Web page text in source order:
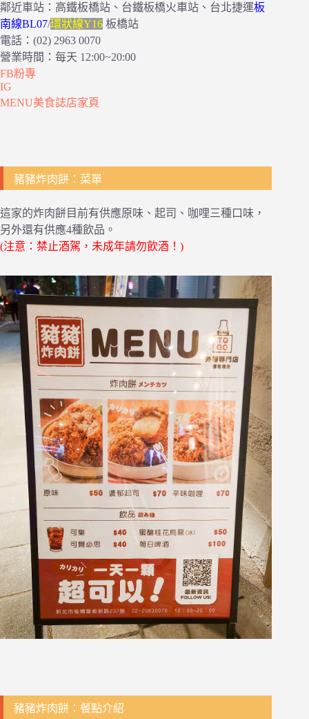
鄰近車站：高鐵板橋站、台鐵板橋火車站、台北捷運板
南線BL07/環狀線Y16 板橋站
電話：(02) 2963 0070
營業時間：每天 12:00~20:00
FB粉專
IG
MENU美食誌店家頁
豬豬炸肉餅：菜單
這家的炸肉餅目前有供應原味、起司、咖哩三種口味，
另外還有供應4種飲品。
(注意：禁止酒駕，未成年請勿飲酒！)
豬豬炸肉餅：餐點介紹